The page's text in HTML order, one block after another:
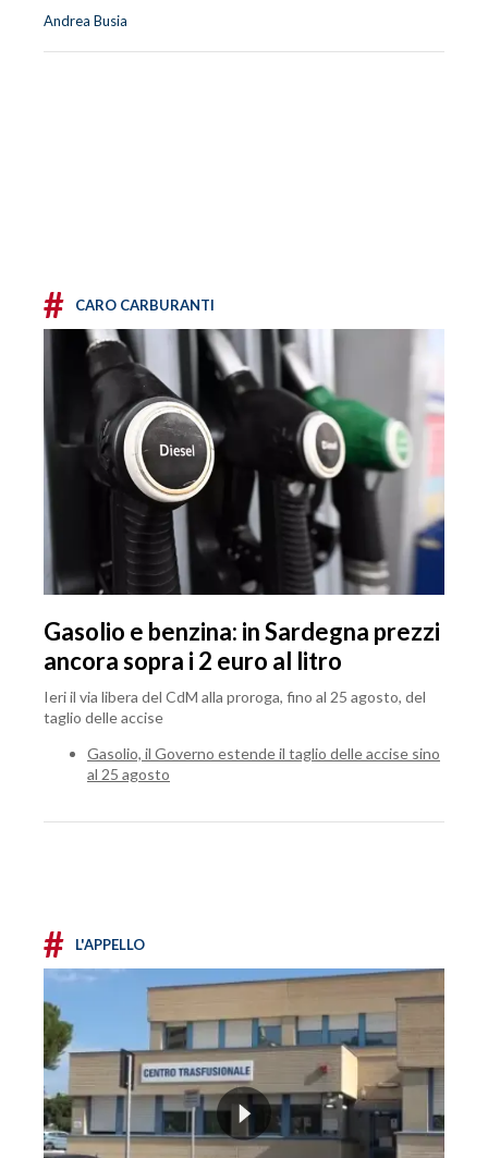
Andrea Busia
# CARO CARBURANTI
Gasolio e benzina: in Sardegna prezzi
ancora sopra i 2 euro al litro
Ieri il via libera del CdM alla proroga, fino al 25 agosto, del
taglio delle accise
Gasolio, il Governo estende il taglio delle accise sino
al 25 agosto
# L'APPELLO